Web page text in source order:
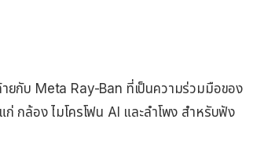
ยกับ Meta Ray-Ban ที่เป็นความร่วมมือของ
ก่ กล้อง ไมโครโฟน AI และลำโพง สำหรับฟัง